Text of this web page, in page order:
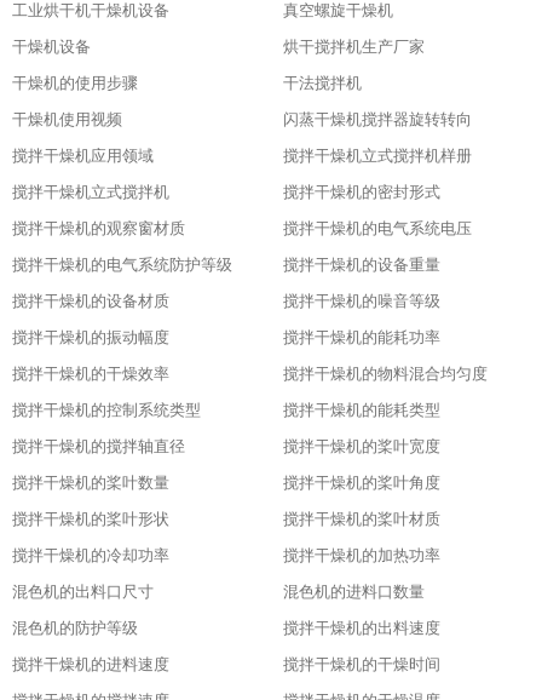
工业烘干机干燥机设备
真空螺旋干燥机
干燥机设备
烘干搅拌机生产厂家
干燥机的使用步骤
干法搅拌机
干燥机使用视频
闪蒸干燥机搅拌器旋转转向
搅拌干燥机应用领域
搅拌干燥机立式搅拌机样册
搅拌干燥机立式搅拌机
搅拌干燥机的密封形式
搅拌干燥机的观察窗材质
搅拌干燥机的电气系统电压
搅拌干燥机的电气系统防护等级
搅拌干燥机的设备重量
搅拌干燥机的设备材质
搅拌干燥机的噪音等级
搅拌干燥机的振动幅度
搅拌干燥机的能耗功率
搅拌干燥机的干燥效率
搅拌干燥机的物料混合均匀度
搅拌干燥机的控制系统类型
搅拌干燥机的能耗类型
搅拌干燥机的搅拌轴直径
搅拌干燥机的桨叶宽度
搅拌干燥机的桨叶数量
搅拌干燥机的桨叶角度
搅拌干燥机的桨叶形状
搅拌干燥机的桨叶材质
搅拌干燥机的冷却功率
搅拌干燥机的加热功率
混色机的出料口尺寸
混色机的进料口数量
混色机的防护等级
搅拌干燥机的出料速度
搅拌干燥机的进料速度
搅拌干燥机的干燥时间